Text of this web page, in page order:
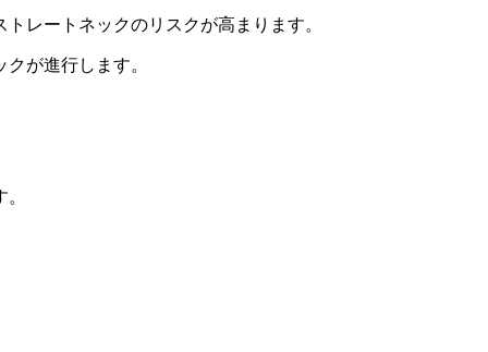
レートネックのリスクが高まります。
が進行します。